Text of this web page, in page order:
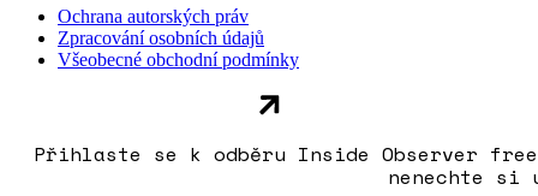
Ochrana autorských práv
Zpracování osobních údajů
Všeobecné obchodní podmínky
Přihlaste se k odběru Inside Observer
nenechte si